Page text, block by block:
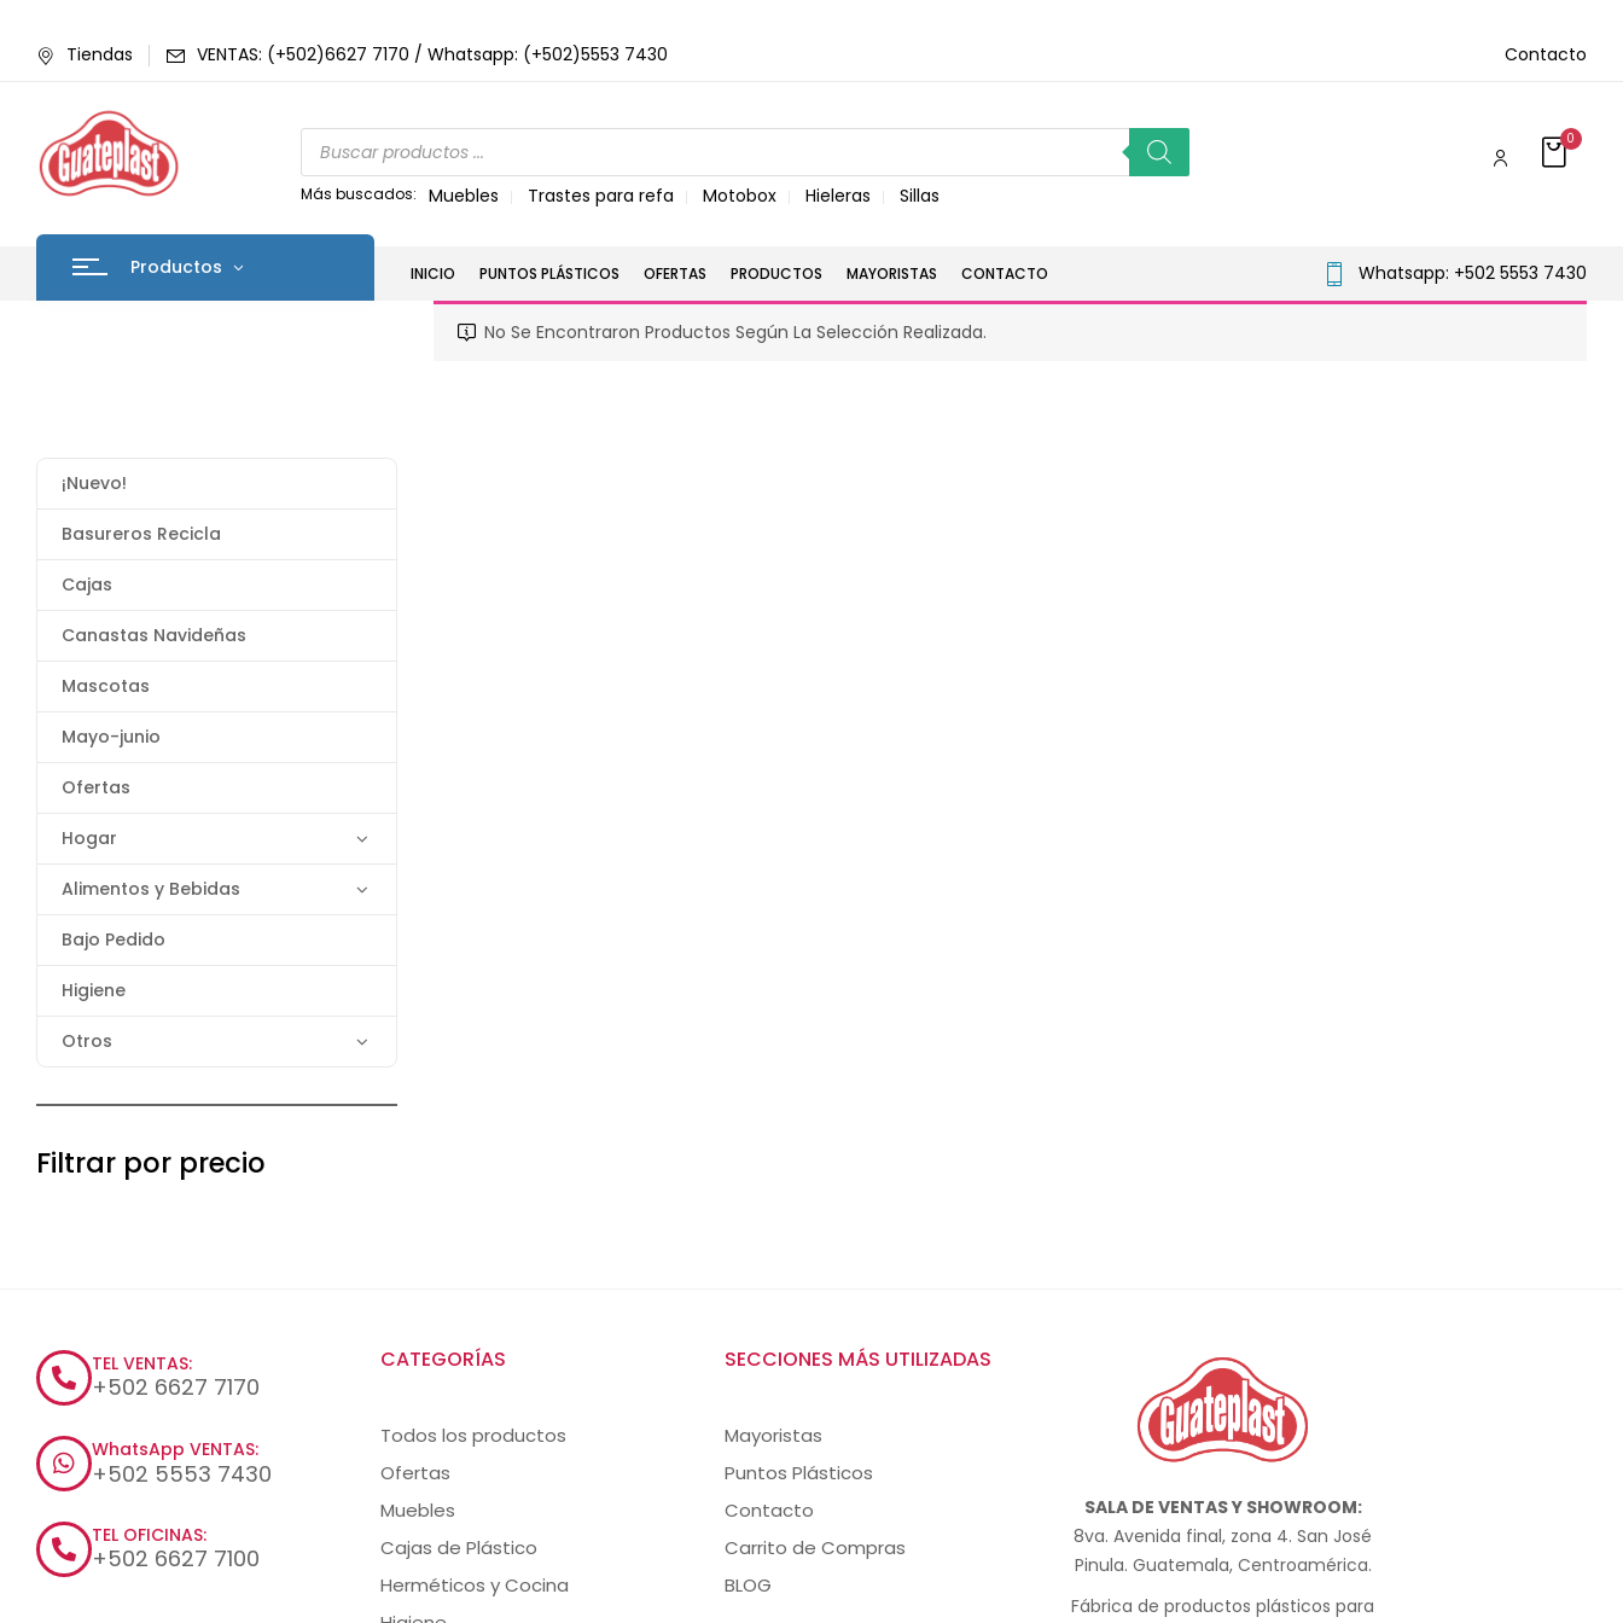
Tiendas VENTAS: (+502)6627 7170 / Whatsapp: (+502)5553 7430 Contacto
Más buscados: Muebles Trastes para refa Motobox Hieleras Sillas
0
Productos INICIO PUNTOS PLÁSTICOS OFERTAS PRODUCTOS MAYORISTAS CONTACTO Whatsapp: +502 5553 7430
¡Nuevo!
Basureros Recicla
Cajas
Canastas Navideñas
Mascotas
Mayo-junio
Ofertas
Hogar
Alimentos y Bebidas
Bajo Pedido
Higiene
Otros
Filtrar por precio
No Se Encontraron Productos Según La Selección Realizada.
TEL VENTAS:
+502 6627 7170
WhatsApp VENTAS:
+502 5553 7430
TEL OFICINAS:
+502 6627 7100
CATEGORÍAS
Todos los productos
Ofertas
Muebles
Cajas de Plástico
Herméticos y Cocina
SECCIONES MÁS UTILIZADAS
Mayoristas
Puntos Plásticos
Contacto
Carrito de Compras
BLOG
SALA DE VENTAS Y SHOWROOM:
8va. Avenida final, zona 4. San José
Pinula. Guatemala, Centroamérica.
Fábrica de productos plásticos para